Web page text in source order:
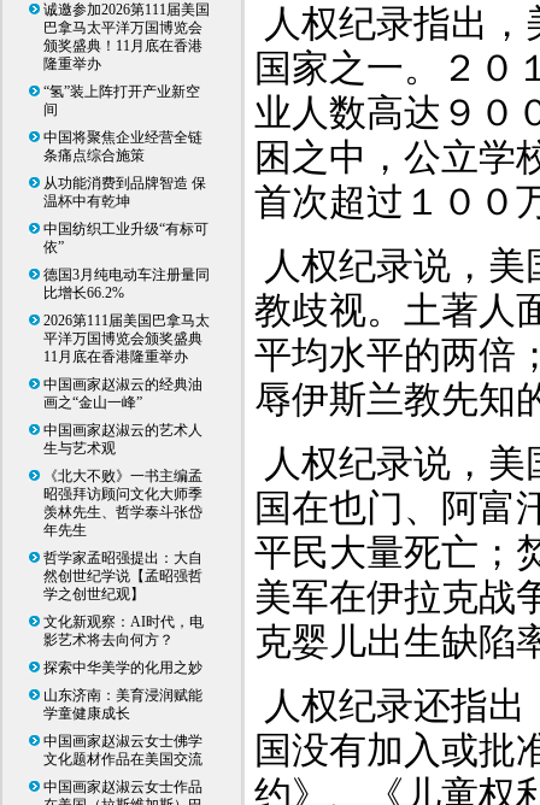
诚邀参加2026第111届美国
巴拿马太平洋万国博览会
颁奖盛典！11月底在香港
隆重举办
“氢”装上阵打开产业新空
间
中国将聚焦企业经营全链
条痛点综合施策
从功能消费到品牌智造 保
温杯中有乾坤
中国纺织工业升级“有标可
依”
德国3月纯电动车注册量同
比增长66.2%
2026第111届美国巴拿马太
平洋万国博览会颁奖盛典
11月底在香港隆重举办
中国画家赵淑云的经典油
画之“金山一峰”
中国画家赵淑云的艺术人
生与艺术观
《北大不败》一书主编孟
昭强拜访顾问文化大师季
羡林先生、哲学泰斗张岱
年先生
哲学家孟昭强提出：大自
然创世纪学说【孟昭强哲
学之创世纪观】
文化新观察：AI时代，电
影艺术将去向何方？
探索中华美学的化用之妙
山东济南：美育浸润赋能
学童健康成长
中国画家赵淑云女士佛学
文化题材作品在美国交流
中国画家赵淑云女士作品
人权纪录指出
国家之一。２０
业人数高达９０
困之中，公立学
首次超过１００
人权纪录说，
教歧视。土著人
平均水平的两倍
辱伊斯兰教先知
人权纪录说，
国在也门、阿富
平民大量死亡；
美军在伊拉克战
克婴儿出生缺陷
人权纪录还指
国没有加入或批
约》、《儿童权